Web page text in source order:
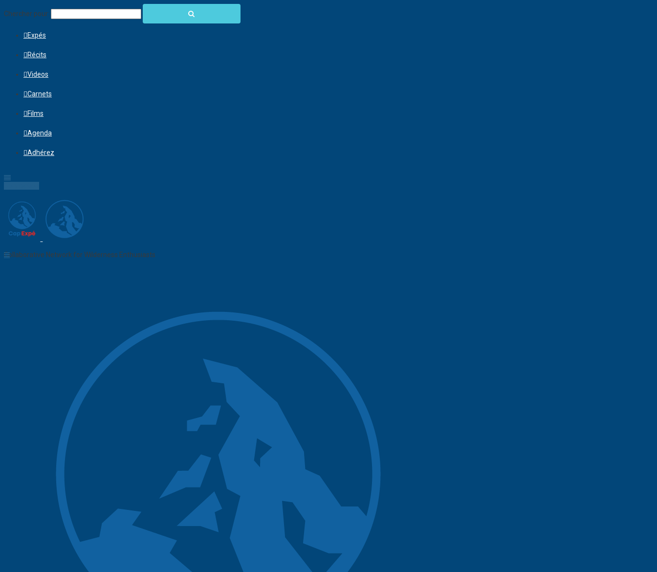
Chercher pour:
Expés
Récits
Videos
Carnets
Films
Agenda
Adhérez
Collaborative Network for Wilderness Enthusiasts